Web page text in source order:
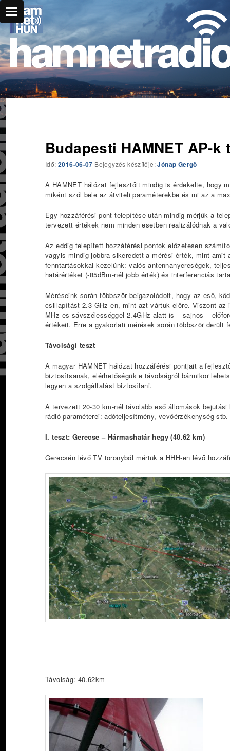
Főmenü
Ugrás az elsődleges tartalomra
Budapesti HAMNET AP-
Idő: 2016-06-07 Bejegyzés készítője:Jónap Gergő
A HAMNET hálózat fejlesztőit mindig is érdekelte, hogy
miként szól bele az átviteli paraméterekbe és mi az a
Egy hozzáférési pont telepítése után mindig mérjük a
tervezett értékek nem minden esetben realizálódnak a
Az eddig telepített hozzáférési pontok előzetesen
vagyis mindig jobbra sikeredett a mérési érték, mint
fenntartásokkal kezelünk: valós antennanyereségek,
határértéket (-85dBm-nél jobb érték) és interferenciás
Méréseink során többször beigazolódott, hogy az eső,
csillapítást 2.3 GHz-en, mint azt vártuk előre. Viszont az
MHz-es sávszélességgel 2.4GHz alatt is – sajnos –
értékeit. Erre a gyakorlati mérések során többször derült
Távolsági teszt
A magyar HAMNET hálózat hozzáférési pontjait a
biztosítsanak, elérhetőségük e távolságról bármikor
legyen a szolgáltatást biztosítani.
A tervezett 20-30 km-nél távolabb eső állomások
rádió paraméterei: adóteljesítmény, vevőérzékenység
I. teszt: Gerecse – Hármashatár hegy (40.62 km)
Gerecsén lévő TV toronyból mértük a HHH-en lévő
Távolság: 40.62km